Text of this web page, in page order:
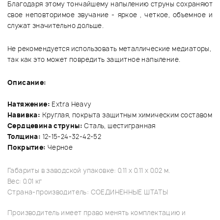
Благодаря этому тончайшему напылению струны сохраняют
свое неповторимое звучание - яркое , четкое, объемное и
служат значительно дольше.
Не рекомендуется использовать металлические медиаторы,
так как это может повредить защитное напыление.
Описание:
Натяжение: Extra Heavy
Навивка: Круглая, покрыта защитным химическим составом
Сердцевина струны: Сталь, шестигранная
Толщина: 12-15-24-32-42-52
Покрытие: Черное
Габариты в заводской упаковке: 0.11 x 0.11 x 0.02 м.
Вес: 0.01 кг
Страна-производитель: СОЕДИНЕННЫЕ ШТАТЫ
Производитель имеет право менять комплектацию и